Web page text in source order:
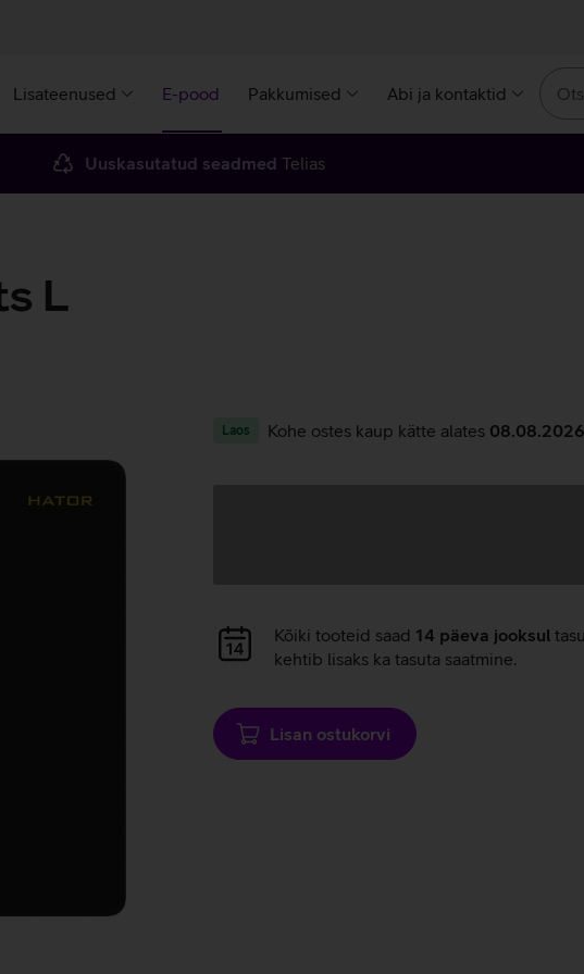
Lisateenused E-pood Pakkumised Abi ja kontaktid
Uuskasutatud seadmed Telias
L
Laos Kohe ostes kaup kätte alates 08.08.2026
Andmete
laadimine
Kõiki tooteid saad 14 päeva jooksul
kehtib lisaks ka tasuta saatmine.
Lisan ostukorvi